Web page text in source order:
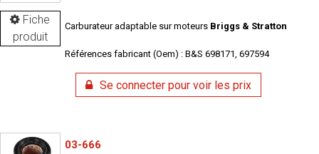
Fiche
produit
Carburateur adaptable sur moteurs Briggs & Stratton
Références fabricant (Oem) : B&S 698171, 697594
Se connecter pour voir les prix
03-666